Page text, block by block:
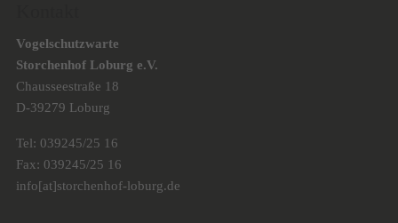
Vogelschutzwarte
Storchenhof Loburg e.V.
Chausseestraße 18
D-39279 Loburg
Tel: 039245/25 16
Fax: 039245/25 16
info[at]storchenhof-loburg.de